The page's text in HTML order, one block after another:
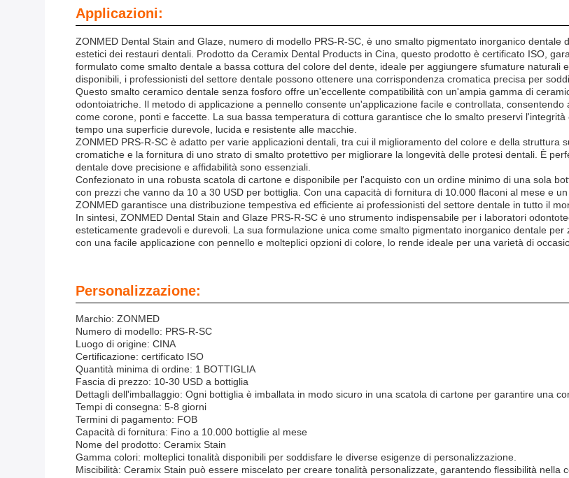
Applicazioni:
ZONMED Dental Stain and Glaze, numero di modello PRS-R-SC, è uno smalto pigmentato inorganico
estetici dei restauri dentali. Prodotto da Ceramix Dental Products in Cina, questo prodotto è certificato ISO,
formulato come smalto dentale a bassa cottura del colore del dente, ideale per aggiungere sfumature naturali
disponibili, i professionisti del settore dentale possono ottenere una corrispondenza cromatica precisa per
Questo smalto ceramico dentale senza fosforo offre un'eccellente compatibilità con un'ampia gamma di
odontoiatriche. Il metodo di applicazione a pennello consente un'applicazione facile e controllata,
come corone, ponti e faccette. La sua bassa temperatura di cottura garantisce che lo smalto preservi
tempo una superficie durevole, lucida e resistente alle macchie.
ZONMED PRS-R-SC è adatto per varie applicazioni dentali, tra cui il miglioramento del colore e della
cromatiche e la fornitura di uno strato di smalto protettivo per migliorare la longevità delle protesi dentali. È
dentale dove precisione e affidabilità sono essenziali.
Confezionato in una robusta scatola di cartone e disponibile per l'acquisto con un ordine minimo di una sola
con prezzi che vanno da 10 a 30 USD per bottiglia. Con una capacità di fornitura di 10.000 flaconi al mese e
ZONMED garantisce una distribuzione tempestiva ed efficiente ai professionisti del settore dentale in tutto il
In sintesi, ZONMED Dental Stain and Glaze PRS-R-SC è uno strumento indispensabile per i laboratori
esteticamente gradevoli e durevoli. La sua formulazione unica come smalto pigmentato inorganico dentale
con una facile applicazione con pennello e molteplici opzioni di colore, lo rende ideale per una varietà di
Personalizzazione:
Marchio: ZONMED
Numero di modello: PRS-R-SC
Luogo di origine: CINA
Certificazione: certificato ISO
Quantità minima di ordine: 1 BOTTIGLIA
Fascia di prezzo: 10-30 USD a bottiglia
Dettagli dell'imballaggio: Ogni bottiglia è imballata in modo sicuro in una scatola di cartone per garantire una
Tempi di consegna: 5-8 giorni
Termini di pagamento: FOB
Capacità di fornitura: Fino a 10.000 bottiglie al mese
Nome del prodotto: Ceramix Stain
Gamma colori: molteplici tonalità disponibili per soddisfare le diverse esigenze di personalizzazione.
Miscibilità: Ceramix Stain può essere miscelato per creare tonalità personalizzate, garantendo flessibilità nella